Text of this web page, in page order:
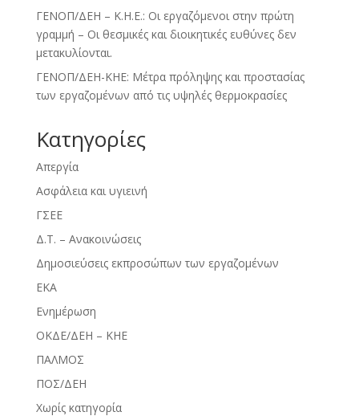
ΓΕΝΟΠ/ΔΕΗ – Κ.Η.Ε.: Οι εργαζόμενοι στην πρώτη
γραμμή – Οι θεσμικές και διοικητικές ευθύνες δεν
μετακυλίονται.
ΓΕΝΟΠ/ΔΕΗ-ΚΗΕ: Μέτρα πρόληψης και προστασίας
των εργαζομένων από τις υψηλές θερμοκρασίες
Kατηγορίες
Απεργία
Ασφάλεια και υγιεινή
ΓΣΕΕ
Δ.Τ. – Ανακοινώσεις
Δημοσιεύσεις εκπροσώπων των εργαζομένων
ΕΚΑ
Ενημέρωση
ΟΚΔΕ/ΔΕΗ – ΚΗΕ
ΠΑΛΜΟΣ
ΠΟΣ/ΔΕΗ
Χωρίς κατηγορία